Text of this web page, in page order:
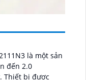
là một sản
đến 2.0